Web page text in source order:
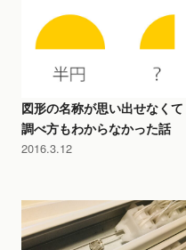
図形の名称が思い出せなくて
調べ方もわからなかった話
2016.3.12